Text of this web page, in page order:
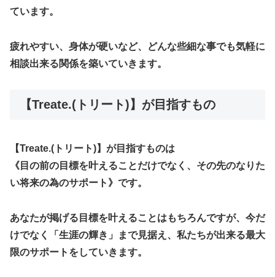
ています。
疲れやすい、身体が硬いなど、どんな些細な事でも気軽に
相談出来る関係を築いていきます。
【Treate.(トリート)】が目指すもの
【Treate.(トリート)】が目指すものは
《目の前の目標を叶えることだけでなく、その先のなりた
い将来の為のサポート》です。
あなたが掲げる目標を叶えることはもちろんですが、今だ
けでなく「生涯の輝き」まで見据え、私たちが出来る最大
限のサポートをしていきます。